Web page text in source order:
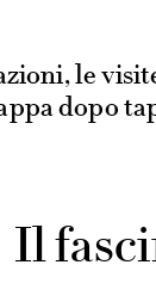
le
dopo
Il